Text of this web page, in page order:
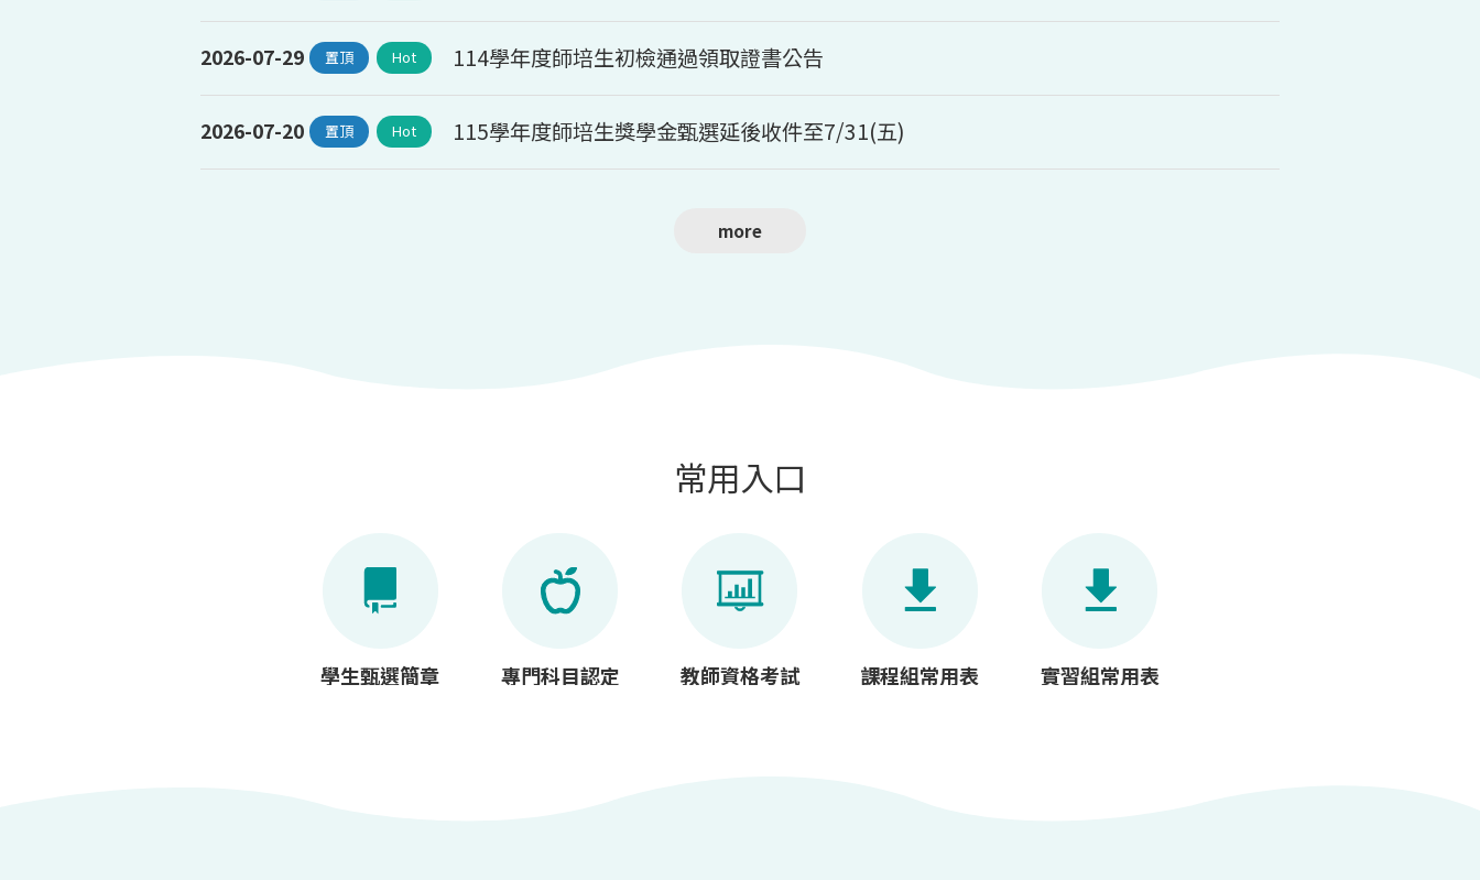
2026-07-29 置頂 Hot 114學年度師培生初檢通過領取證書公告
2026-07-20 置頂 Hot 115學年度師培生獎學金甄選延後收件至7/31(五)
常用入口
學生甄選簡章 專門科目認定 教師資格考試 課程組常用表 實習組常用表